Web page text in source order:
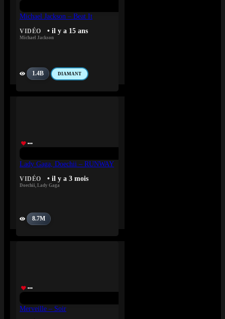
Michael Jackson – Beat It
VIDÉO • il y a 15 ans
Michael Jackson
1.4B DIAMANT
Lady Gaga, Doechii – RUNWAY
VIDÉO • il y a 3 mois
Doechii, Lady Gaga
8.7M
Merveille – Soir